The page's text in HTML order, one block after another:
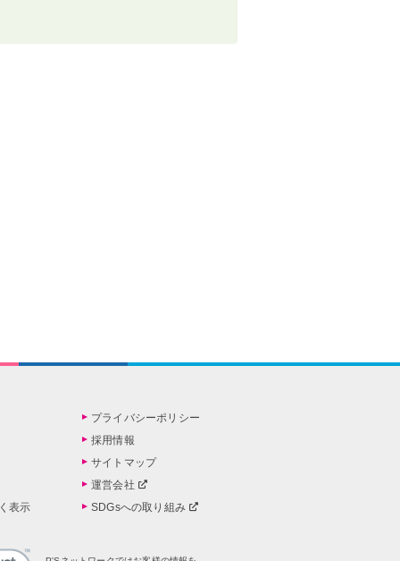
プライバシーポリシー
採用情報
サイトマップ
運営会社
表示
SDGsへの取り組み